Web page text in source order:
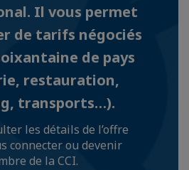
Il vous permet
de tarifs négociés
de pays
restauration,
transports…).
les détails de l’offre
connecter ou devenir
de la CCI.